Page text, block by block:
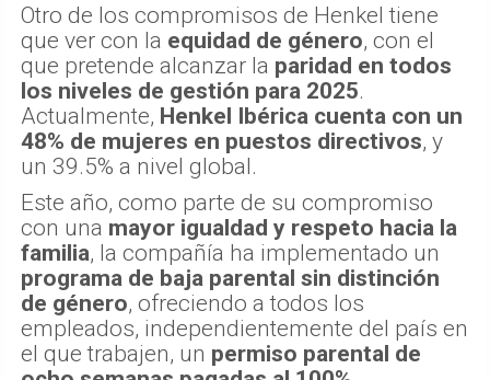
Otro de los compromisos de Henkel tiene
que ver con la equidad de género, con el
que pretende alcanzar la paridad en todos
los niveles de gestión para 2025.
Actualmente, Henkel Ibérica cuenta con un
48% de mujeres en puestos directivos, y
un 39.5% a nivel global.
Este año, como parte de su compromiso
con una mayor igualdad y respeto hacia la
familia, la compañía ha implementado un
programa de baja parental sin distinción
de género, ofreciendo a todos los
empleados, independientemente del país en
el que trabajen, un permiso parental de